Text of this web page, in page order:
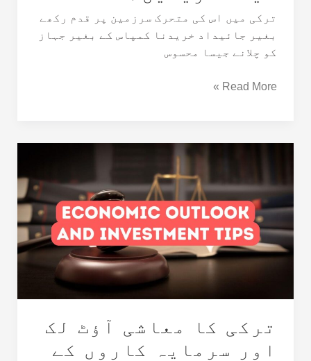
ترکی میں اس کی متحرک سرزمین پر قدم رکھے
بغیر جائیداد خریدنا کمپاس کے بغیر جہاز
کو چلانے جیسا محسوس
Read More »
ترکی کا معاشی آؤٹ لک
اور سرمایہ کاروں کے
معاشی
آؤٹ
اور
سرمایہ
اس